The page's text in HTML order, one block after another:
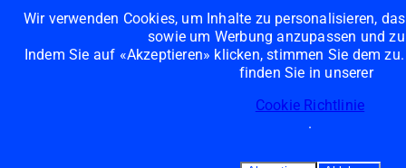
Wir verwenden Cookies, um Inhalte zu personalisieren,
sowie um Werbung anzupassen und
Indem Sie auf «Akzeptieren» klicken, stimmen Sie dem
finden Sie in unserer
Cookie Richtlinie
.